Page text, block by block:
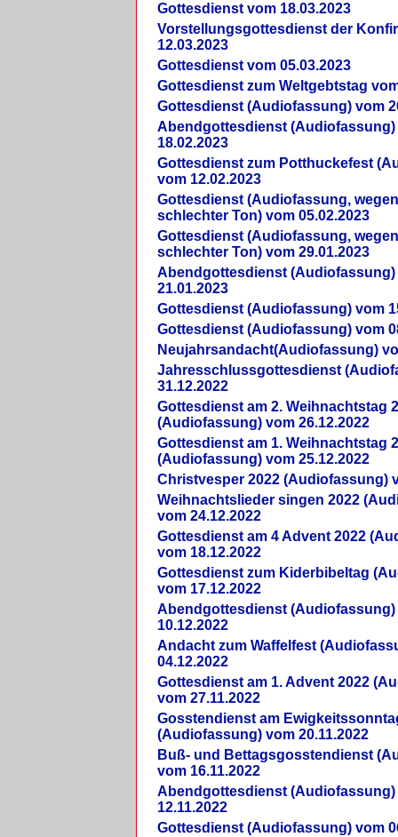
Gottesdienst vom 18.03.2023
Vorstellungsgottesdienst der
12.03.2023
Gottesdienst vom 05.03.2023
Gottesdienst zum Weltgebtstag
Gottesdienst (Audiofassung) vom
Abendgottesdienst (Audiofassung)
18.02.2023
Gottesdienst zum Potthuckefest
vom 12.02.2023
Gottesdienst (Audiofassung,
schlechter Ton) vom 05.02.2023
Gottesdienst (Audiofassung,
schlechter Ton) vom 29.01.2023
Abendgottesdienst (Audiofassung)
21.01.2023
Gottesdienst (Audiofassung) vom
Gottesdienst (Audiofassung) vom
Neujahrsandacht(Audiofassung)
Jahresschlussgottesdienst
31.12.2022
Gottesdienst am 2. Weihnachtstag
(Audiofassung) vom 26.12.2022
Gottesdienst am 1. Weihnachtstag
(Audiofassung) vom 25.12.2022
Christvesper 2022 (Audiofassung)
Weihnachtslieder singen 2022
vom 24.12.2022
Gottesdienst am 4 Advent 2022
vom 18.12.2022
Gottesdienst zum Kiderbibeltag
vom 17.12.2022
Abendgottesdienst (Audiofassung)
10.12.2022
Andacht zum Waffelfest
04.12.2022
Gottesdienst am 1. Advent 2022
vom 27.11.2022
Gosstendienst am
(Audiofassung) vom 20.11.2022
Buß- und Bettagsgosstendienst
vom 16.11.2022
Abendgottesdienst (Audiofassung)
12.11.2022
Gottesdienst (Audiofassung) vom